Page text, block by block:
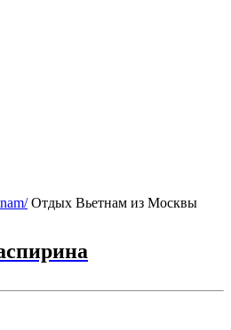
Отдых Вьетнам из Москвы